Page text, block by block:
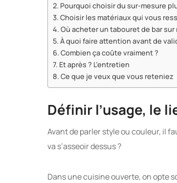
Pourquoi choisir du sur-mesure
Choisir les matériaux qui vous
Où acheter un tabouret de bar sur
À quoi faire attention avant de
Combien ça coûte vraiment ?
Et après ? L’entretien
Ce que je veux que vous reteniez
Définir l’usage, le
Avant de parler style ou couleur, il
va s’asseoir dessus ?
Dans une cuisine ouverte, on opte